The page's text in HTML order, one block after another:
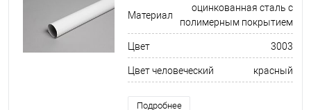
Материал
оцинкованная сталь с
полимерным покрытием
Цвет 3003
Цвет человеческий красный
Подробнее